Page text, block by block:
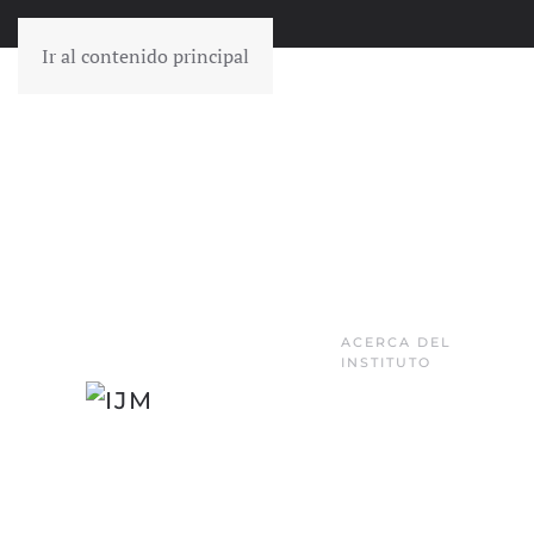
Ir al contenido principal
ACERCA DEL
INSTITUTO